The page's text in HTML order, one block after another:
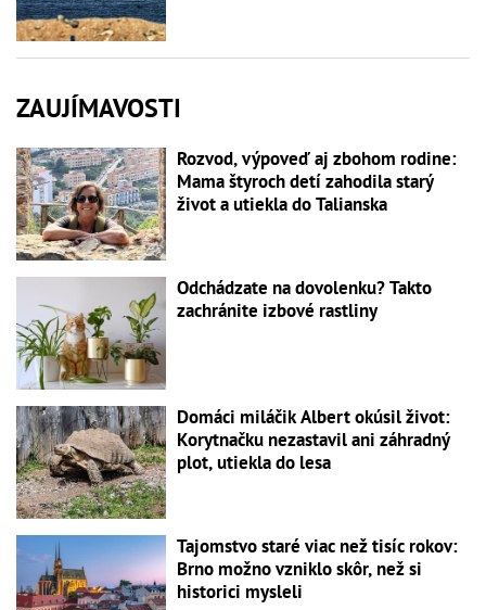
ZAUJÍMAVOSTI
Rozvod, výpoveď aj zbohom rodine:
Mama štyroch detí zahodila starý
život a utiekla do Talianska
Odchádzate na dovolenku? Takto
zachránite izbové rastliny
Domáci miláčik Albert okúsil život:
Korytnačku nezastavil ani záhradný
plot, utiekla do lesa
Tajomstvo staré viac než tisíc rokov:
Brno možno vzniklo skôr, než si
historici mysleli